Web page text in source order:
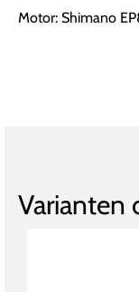
Motor: Shimano
Varianten